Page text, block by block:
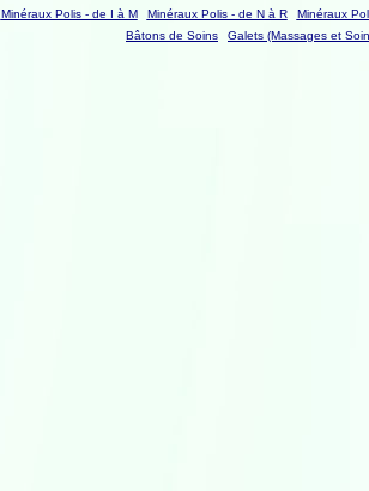
Minéraux Polis - de I à M Minéraux Polis - de N à R
Minéraux
Bâtons de Soins
Galets (Massages et